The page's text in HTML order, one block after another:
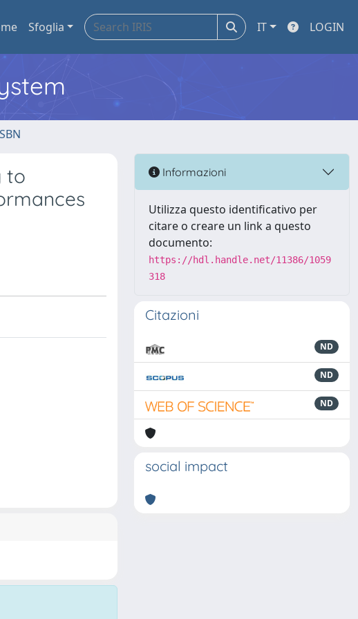
Sfoglia IT LOGIN
to
Informazioni
Utilizza questo identificativo per
citare o creare un link a questo
documento:
https://hdl.handle.net/11386/1059
318
Citazioni
ND
ND
ND
social impact